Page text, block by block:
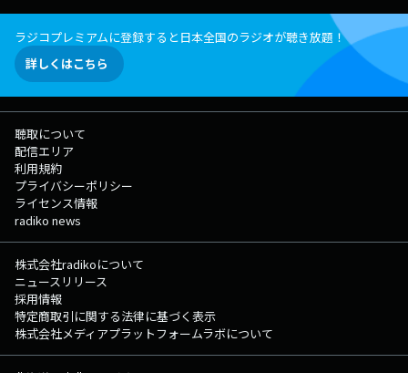
ラジコプレミアムに登録すると日本全国のラジオが聴き放題！
詳しくはこちら
聴取について
配信エリア
利用規約
プライバシーポリシー
ライセンス情報
radiko news
株式会社radikoについて
ニュースリリース
採用情報
特定商取引に関する法律に基づく表示
株式会社メディアプラットフォームラボについて